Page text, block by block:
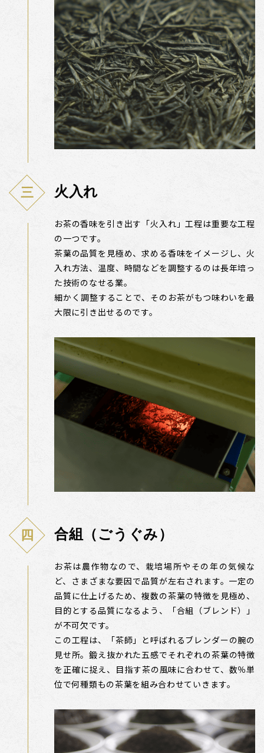
火入れ
お茶の香味を引き出す「火入れ」工程は重要な工程
の一つです。
茶葉の品質を見極め、求める香味をイメージし、火
入れ方法、温度、時間などを調整するのは長年培っ
た技術のなせる業。
細かく調整することで、そのお茶がもつ味わいを最
大限に引き出せるのです。
合組（ごうぐみ）
お茶は農作物なので、栽培場所やその年の気候な
ど、さまざまな要因で品質が左右されます。一定の
品質に仕上げるため、複数の茶葉の特徴を見極め、
目的とする品質になるよう、「合組（ブレンド）」
が不可欠です。
この工程は、「茶師」と呼ばれるブレンダーの腕の
見せ所。鍛え抜かれた五感でそれぞれの茶葉の特徴
を正確に捉え、目指す茶の風味に合わせて、数％単
位で何種類もの茶葉を組み合わせていきます。